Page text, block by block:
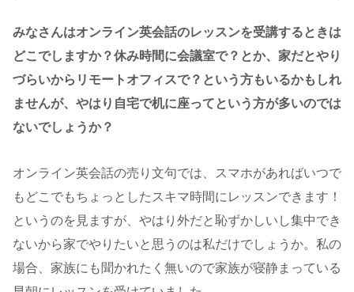
みなさんはオンライン英会話のレッスンを受講するときは
どこでしますか？休み時間に会議室で？とか、家だとやり
づらいからリモートオフィスで？という方もいるかもしれ
ませんが、やはり自宅で机に座ってという方が多いのでは
ないでしょうか？
オンライン英会話の売り文句では、スマホがあればいつで
もどこでもちょっとしたスキマ時間にレッスンできます！
というのを見ますが、やはり外だと恥ずかしいし集中でき
ないから家でやりたいと思うのは私だけでしょうか。私の
場合、家族にも聞かれたく無いので家族が寝静まっている